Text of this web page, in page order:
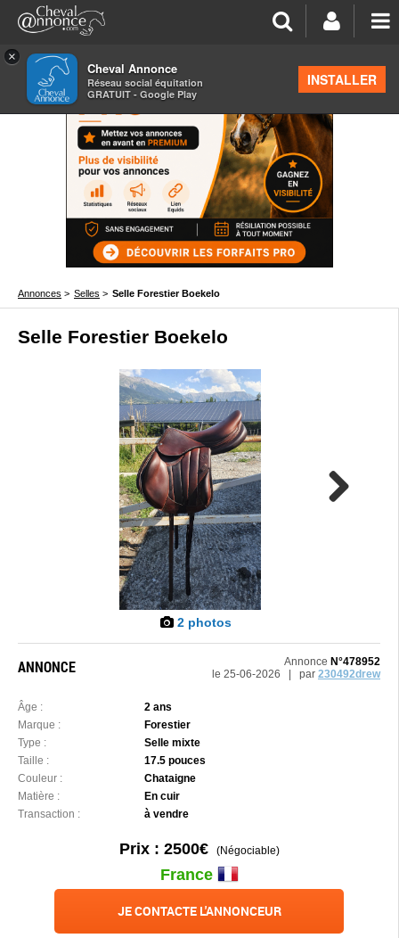
×
Cheval Annonce
Réseau social équitation
GRATUIT - Google Play
INSTALLER
Annonces > Selles > Selle Forestier Boekelo
Selle Forestier Boekelo
2 photos
ANNONCE Annonce N°478952
le 25-06-2026 | par 230492drew
Âge :
2 ans
Marque :
Forestier
Type :
Selle mixte
Taille :
17.5 pouces
Couleur :
Chataigne
Matière :
En cuir
Transaction :
à vendre
Prix : 2500€(Négociable)
France
JE CONTACTE L'ANNONCEUR